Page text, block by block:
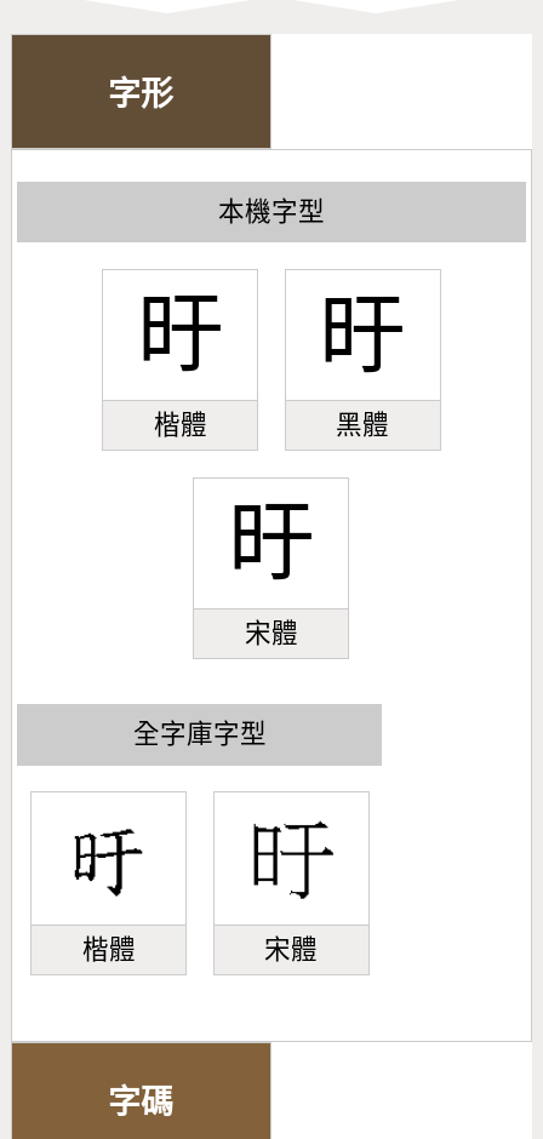
字形
本機字型
旴
楷體
旴
黑體
旴
宋體
全字庫字型
楷體 宋體
字碼